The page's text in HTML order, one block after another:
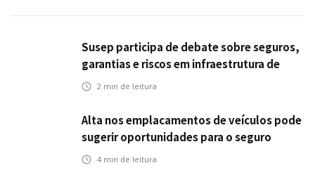
Susep participa de debate sobre seguros,
garantias e riscos em infraestrutura de
transportes
2 min de leitura
Alta nos emplacamentos de veículos pode
sugerir oportunidades para o seguro
automotivo
4 min de leitura